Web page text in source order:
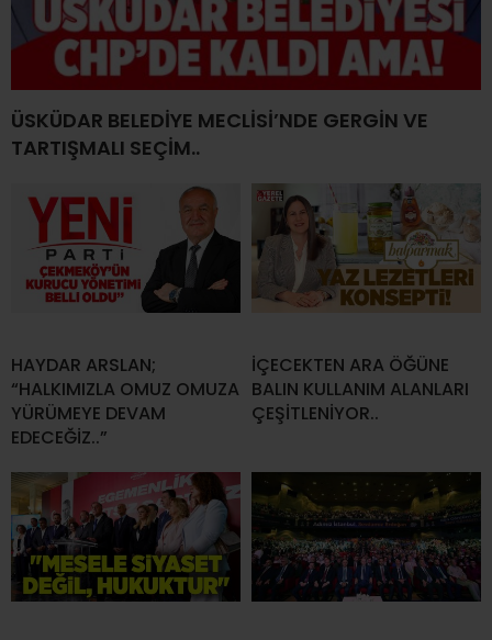
ÜSKÜDAR BELEDİYE MECLİSİ’NDE GERGİN VE
TARTIŞMALI SEÇİM..
HAYDAR ARSLAN;
“HALKIMIZLA OMUZ OMUZA
YÜRÜMEYE DEVAM
EDECEĞİZ..”
İÇECEKTEN ARA ÖĞÜNE
BALIN KULLANIM ALANLARI
ÇEŞİTLENİYOR..